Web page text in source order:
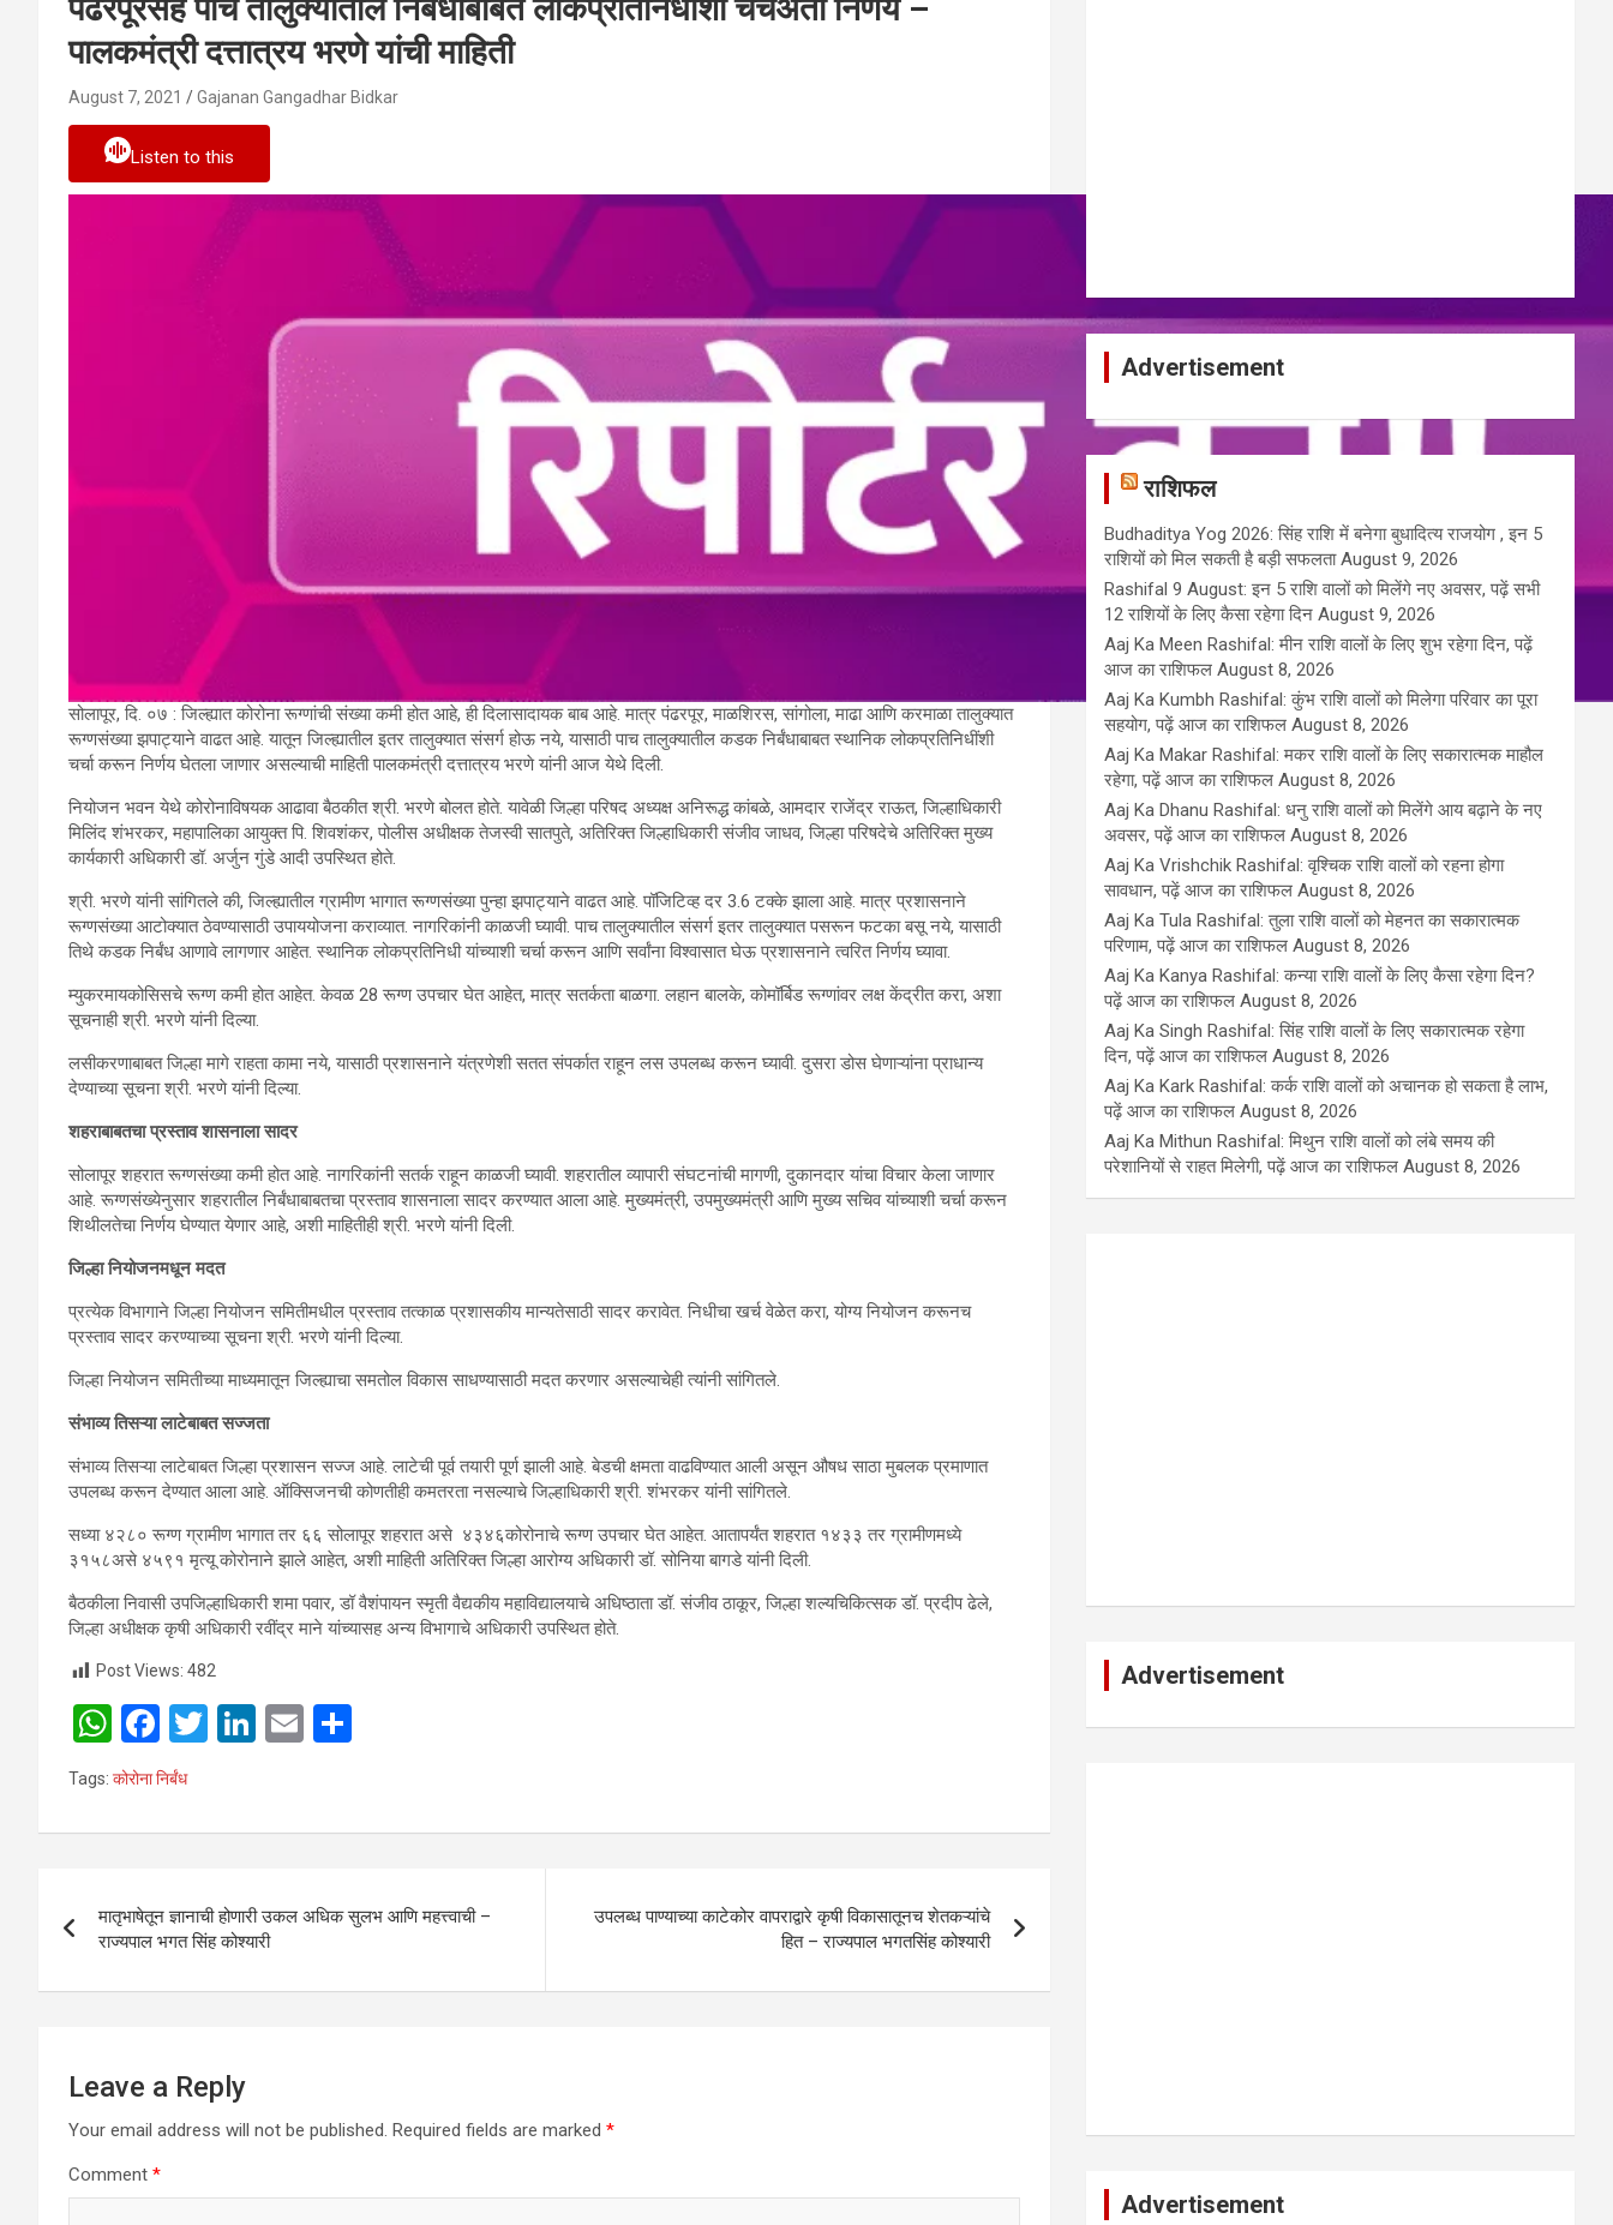
पंढरपूरसह पाच तालुक्यातील निर्बंधाबाबत लोकप्रतिनिधींशी चर्चेअंती निर्णय –
पालकमंत्री दत्तात्रय भरणे यांची माहिती
August 7, 2021 Gajanan Gangadhar Bidkar
Listen to this
सोलापूर, दि. ०७ : जिल्ह्यात कोरोना रूग्णांची संख्या कमी होत आहे, ही दिलासादायक बाब आहे. मात्र पंढरपूर, माळशिरस, सांगोला, माढा आणि करमाळा तालुक्यात
रूग्णसंख्या झपाट्याने वाढत आहे. यातून जिल्ह्यातील इतर तालुक्यात संसर्ग होऊ नये, यासाठी पाच तालुक्यातील कडक निर्बंधाबाबत स्थानिक लोकप्रतिनिधींशी
चर्चा करून निर्णय घेतला जाणार असल्याची माहिती पालकमंत्री दत्तात्रय भरणे यांनी आज येथे दिली.
नियोजन भवन येथे कोरोनाविषयक आढावा बैठकीत श्री. भरणे बोलत होते. यावेळी जिल्हा परिषद अध्यक्ष अनिरूद्ध कांबळे, आमदार राजेंद्र राऊत, जिल्हाधिकारी
मिलिंद शंभरकर, महापालिका आयुक्त पि. शिवशंकर, पोलीस अधीक्षक तेजस्वी सातपुते, अतिरिक्त जिल्हाधिकारी संजीव जाधव, जिल्हा परिषदेचे अतिरिक्त मुख्य
कार्यकारी अधिकारी डॉ. अर्जुन गुंडे आदी उपस्थित होते.
श्री. भरणे यांनी सांगितले की, जिल्ह्यातील ग्रामीण भागात रूग्णसंख्या पुन्हा झपाट्याने वाढत आहे. पॉजिटिव्ह दर 3.6 टक्के झाला आहे. मात्र प्रशासनाने
रूग्णसंख्या आटोक्यात ठेवण्यासाठी उपाययोजना कराव्यात. नागरिकांनी काळजी घ्यावी. पाच तालुक्यातील संसर्ग इतर तालुक्यात पसरून फटका बसू नये, यासाठी
तिथे कडक निर्बंध आणावे लागणार आहेत. स्थानिक लोकप्रतिनिधी यांच्याशी चर्चा करून आणि सर्वांना विश्वासात घेऊ प्रशासनाने त्वरित निर्णय घ्यावा.
म्युकरमायकोसिसचे रूग्ण कमी होत आहेत. केवळ 28 रूग्ण उपचार घेत आहेत, मात्र सतर्कता बाळगा. लहान बालके, कोमॉर्बिड रूग्णांवर लक्ष केंद्रीत करा, अशा
सूचनाही श्री. भरणे यांनी दिल्या.
लसीकरणाबाबत जिल्हा मागे राहता कामा नये, यासाठी प्रशासनाने यंत्रणेशी सतत संपर्कात राहून लस उपलब्ध करून घ्यावी. दुसरा डोस घेणाऱ्यांना प्राधान्य
देण्याच्या सूचना श्री. भरणे यांनी दिल्या.
शहराबाबतचा प्रस्ताव शासनाला सादर
सोलापूर शहरात रूग्णसंख्या कमी होत आहे. नागरिकांनी सतर्क राहून काळजी घ्यावी. शहरातील व्यापारी संघटनांची मागणी, दुकानदार यांचा विचार केला जाणार
आहे. रूग्णसंख्येनुसार शहरातील निर्बंधाबाबतचा प्रस्ताव शासनाला सादर करण्यात आला आहे. मुख्यमंत्री, उपमुख्यमंत्री आणि मुख्य सचिव यांच्याशी चर्चा करून
शिथीलतेचा निर्णय घेण्यात येणार आहे, अशी माहितीही श्री. भरणे यांनी दिली.
जिल्हा नियोजनमधून मदत
प्रत्येक विभागाने जिल्हा नियोजन समितीमधील प्रस्ताव तत्काळ प्रशासकीय मान्यतेसाठी सादर करावेत. निधीचा खर्च वेळेत करा, योग्य नियोजन करूनच
प्रस्ताव सादर करण्याच्या सूचना श्री. भरणे यांनी दिल्या.
जिल्हा नियोजन समितीच्या माध्यमातून जिल्ह्याचा समतोल विकास साधण्यासाठी मदत करणार असल्याचेही त्यांनी सांगितले.
संभाव्य तिसऱ्या लाटेबाबत सज्जता
संभाव्य तिसऱ्या लाटेबाबत जिल्हा प्रशासन सज्ज आहे. लाटेची पूर्व तयारी पूर्ण झाली आहे. बेडची क्षमता वाढविण्यात आली असून औषध साठा मुबलक प्रमाणात
उपलब्ध करून देण्यात आला आहे. ऑक्सिजनची कोणतीही कमतरता नसल्याचे जिल्हाधिकारी श्री. शंभरकर यांनी सांगितले.
सध्या ४२८० रूग्ण ग्रामीण भागात तर ६६ सोलापूर शहरात असे ४३४६कोरोनाचे रूग्ण उपचार घेत आहेत. आतापर्यंत शहरात १४३३ तर ग्रामीणमध्ये
३१५८असे ४५९१ मृत्यू कोरोनाने झाले आहेत, अशी माहिती अतिरिक्त जिल्हा आरोग्य अधिकारी डॉ. सोनिया बागडे यांनी दिली.
बैठकीला निवासी उपजिल्हाधिकारी शमा पवार, डॉ वैशंपायन स्मृती वैद्यकीय महाविद्यालयाचे अधिष्ठाता डॉ. संजीव ठाकूर, जिल्हा शल्यचिकित्सक डॉ. प्रदीप ढेले,
जिल्हा अधीक्षक कृषी अधिकारी रवींद्र माने यांच्यासह अन्य विभागाचे अधिकारी उपस्थित होते.
Post Views: 482
W
h
at
s
p
p
F
a
ce
b
o
k
T
er
Li
dI
E
e
Tags: कोरोना निर्बंध
navigation
मातृभाषेतून ज्ञानाची होणारी उकल अधिक सुलभ आणि महत्त्वाची –
राज्यपाल भगत सिंह कोश्यारी
उपलब्ध पाण्याच्या काटेकोर वापराद्वारे कृषी विकासातूनच शेतकऱ्यांचे
हित – राज्यपाल भगतसिंह कोश्यारी
Leave a Reply
Your email address will not be published. Required fields are marked *
Comment *
Advertisement
राशिफल
Budhaditya Yog 2026: सिंह राशि में बनेगा बुधादित्य राजयोग , इन 5
राशियों को मिल सकती है बड़ी सफलता August 9, 2026
Rashifal 9 August: इन 5 राशि वालों को मिलेंगे नए अवसर, पढ़ें सभी
12 राशियों के लिए कैसा रहेगा दिन August 9, 2026
Aaj Ka Meen Rashifal: मीन राशि वालों के लिए शुभ रहेगा दिन, पढ़ें
आज का राशिफल August 8, 2026
Aaj Ka Kumbh Rashifal: कुंभ राशि वालों को मिलेगा परिवार का पूरा
सहयोग, पढ़ें आज का राशिफल August 8, 2026
Aaj Ka Makar Rashifal: मकर राशि वालों के लिए सकारात्मक माहौल
रहेगा, पढ़ें आज का राशिफल August 8, 2026
Aaj Ka Dhanu Rashifal: धनु राशि वालों को मिलेंगे आय बढ़ाने के नए
अवसर, पढ़ें आज का राशिफल August 8, 2026
Aaj Ka Vrishchik Rashifal: वृश्चिक राशि वालों को रहना होगा
सावधान, पढ़ें आज का राशिफल August 8, 2026
Aaj Ka Tula Rashifal: तुला राशि वालों को मेहनत का सकारात्मक
परिणाम, पढ़ें आज का राशिफल August 8, 2026
Aaj Ka Kanya Rashifal: कन्या राशि वालों के लिए कैसा रहेगा दिन?
पढ़ें आज का राशिफल August 8, 2026
Aaj Ka Singh Rashifal: सिंह राशि वालों के लिए सकारात्मक रहेगा
दिन, पढ़ें आज का राशिफल August 8, 2026
Aaj Ka Kark Rashifal: कर्क राशि वालों को अचानक हो सकता है लाभ,
पढ़ें आज का राशिफल August 8, 2026
Aaj Ka Mithun Rashifal: मिथुन राशि वालों को लंबे समय की
परेशानियों से राहत मिलेगी, पढ़ें आज का राशिफल August 8, 2026
Advertisement
Advertisement